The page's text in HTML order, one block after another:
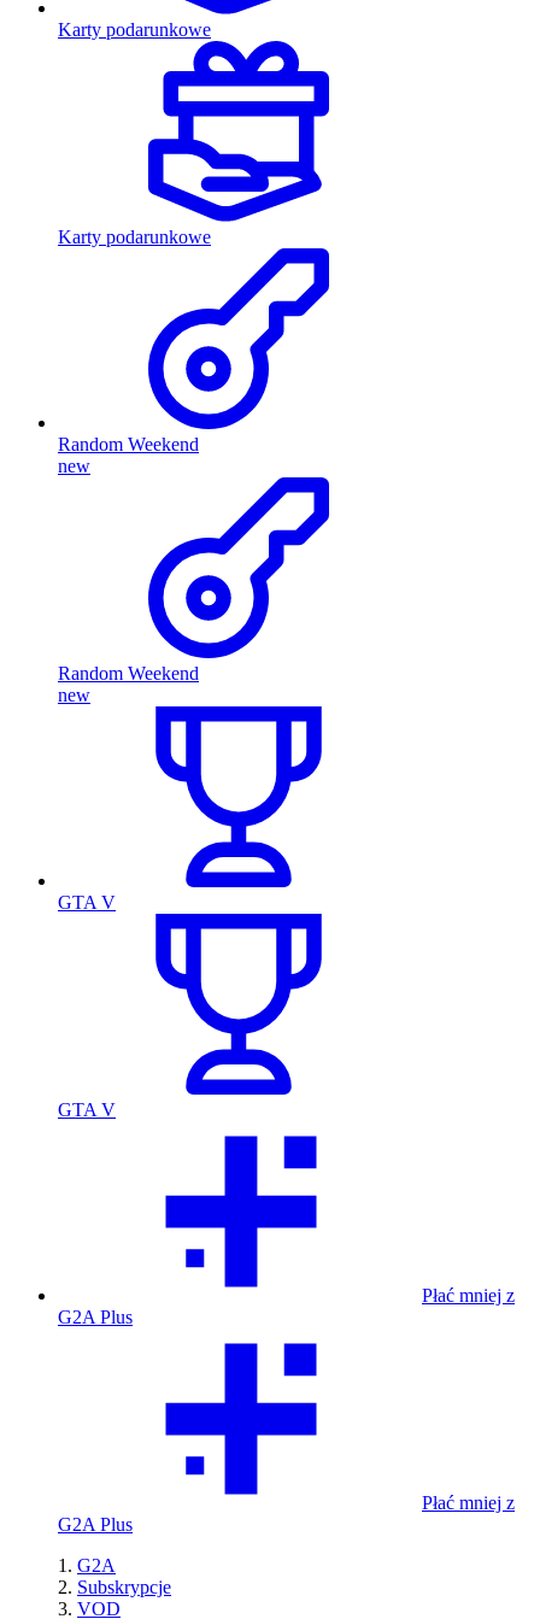
Karty podarunkowe
Karty podarunkowe
Random Weekend
new
Random Weekend
new
GTA V
GTA V
Płać mniej z
G2A Plus
Płać mniej z
G2A Plus
G2A
Subskrypcje
VOD